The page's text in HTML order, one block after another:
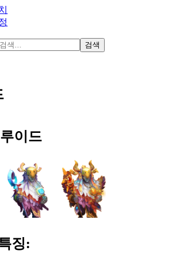
이드
징: